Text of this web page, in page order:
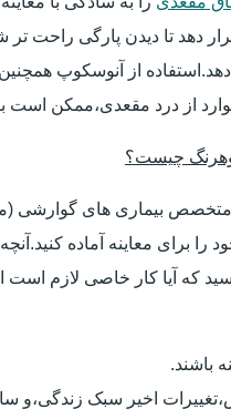
دهد تا دیدن پارگی راحت تر
از آنوسکوپ
از درد مقعدی،ممکن است
چیست؟
متخصص بیماری های
برای معاینه آماده کنید.آنچه
که آیا کار خاصی لازم است
باشند.
اخیر سبک زندگی،و